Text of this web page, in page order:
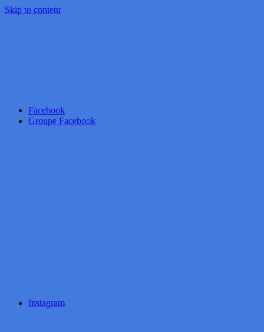
Skip to content
Facebook
Groupe Facebook
Instagram